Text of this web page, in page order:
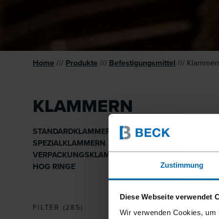
Zustimmung
Diese Webseite verwendet
Wir verwenden Cookies,
Home /// Produkte /// Befestigungsmittel ///
KLAMMERN
STANDARD­KLAMMERN
SPEZIAL­KLAMMERN
VERPA­CKUNGS­KLAMMERN
HOG RINGE
FILTER (285)